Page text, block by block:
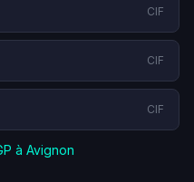
CIF
CIF
CIF
à Avignon